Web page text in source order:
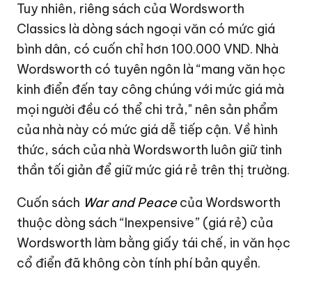
Tuy nhiên, riêng sách của Wordsworth
Classics là dòng sách ngoại văn có mức giá
bình dân, có cuốn chỉ hơn 100.000 VND. Nhà
Wordsworth có tuyên ngôn là “mang văn học
kinh điển đến tay công chúng với mức giá mà
mọi người đều có thể chi trả," nên sản phẩm
của nhà này có mức giá dễ tiếp cận. Về hình
thức, sách của nhà Wordsworth luôn giữ tinh
thần tối giản để giữ mức giá rẻ trên thị trường.
Cuốn sách War and Peacecủa Wordsworth
thuộc dòng sách “Inexpensive” (giá rẻ) của
Wordsworth làm bằng giấy tái chế, in văn học
cổ điển đã không còn tính phí bản quyền.